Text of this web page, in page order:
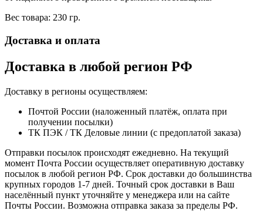
Вес товара: 230 гр.
Доставка и оплата
Доставка в любой регион РФ
Доставку в регионы осуществляем:
Почтой России (наложенный платёж, оплата при
получении посылки)
ТК ПЭК / ТК Деловые линии (с предоплатой заказа)
Отправки посылок происходят ежедневно. На текущий
момент Почта России осуществляет оперативную доставку
посылок в любой регион РФ. Срок доставки до большинства
крупных городов 1-7 дней. Точный срок доставки в Ваш
населённый пункт уточняйте у менеджера или на сайте
Почты России. Возможна отправка заказа за пределы РФ.